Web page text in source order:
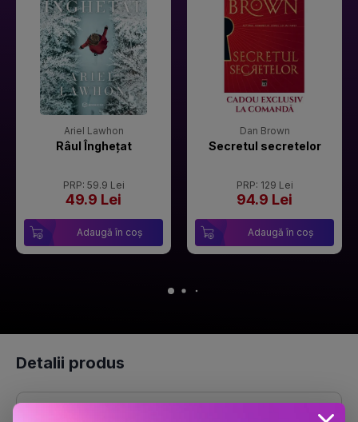
Ariel Lawhon
Râul Înghețat
PRP: 59.9 Lei
49.9 Lei
Adaugă în coș
Dan Brown
Secretul secretelor
PRP: 129 Lei
94.9 Lei
Adaugă în coș
Detalii produs